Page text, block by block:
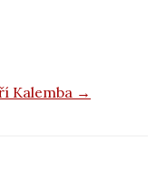
Kalemba →